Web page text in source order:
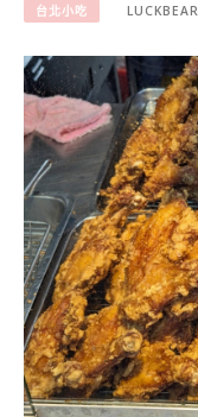
台北小吃 LUCKBEAR